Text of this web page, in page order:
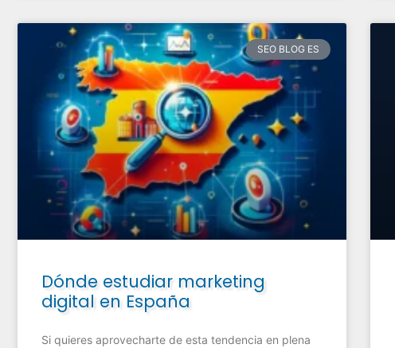
SEO BLOG ES
Dónde estudiar marketing
digital en España
Si quieres aprovecharte de esta tendencia en plena